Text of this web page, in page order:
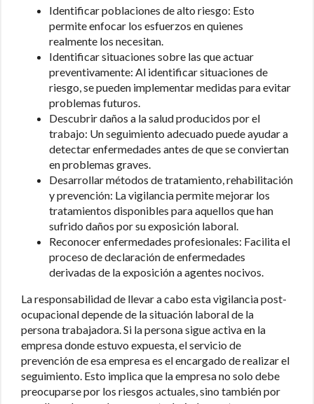
Identificar poblaciones de alto riesgo: Esto
permite enfocar los esfuerzos en quienes
realmente los necesitan.
Identificar situaciones sobre las que actuar
preventivamente: Al identificar situaciones de
riesgo, se pueden implementar medidas para evitar
problemas futuros.
Descubrir daños a la salud producidos por el
trabajo: Un seguimiento adecuado puede ayudar a
detectar enfermedades antes de que se conviertan
en problemas graves.
Desarrollar métodos de tratamiento, rehabilitación
y prevención: La vigilancia permite mejorar los
tratamientos disponibles para aquellos que han
sufrido daños por su exposición laboral.
Reconocer enfermedades profesionales: Facilita el
proceso de declaración de enfermedades
derivadas de la exposición a agentes nocivos.
La responsabilidad de llevar a cabo esta vigilancia post-
ocupacional depende de la situación laboral de la
persona trabajadora. Si la persona sigue activa en la
empresa donde estuvo expuesta, el servicio de
prevención de esa empresa es el encargado de realizar el
seguimiento. Esto implica que la empresa no solo debe
preocuparse por los riesgos actuales, sino también por